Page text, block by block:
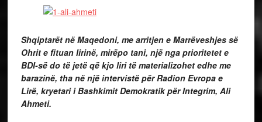
Shqiptarët në Maqedoni, me arritjen e Marrëveshjes së
Ohrit e fituan lirinë, mirëpo tani, një nga prioritetet e
BDI-së do të jetë që kjo liri të materializohet edhe me
barazinë, tha në një intervistë për Radion Evropa e
Lirë, kryetari i Bashkimit Demokratik për Integrim, Ali
Ahmeti.